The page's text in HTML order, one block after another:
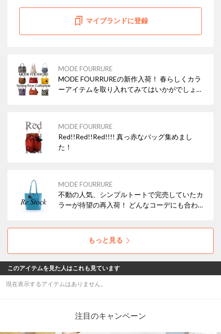
マイブランドに登録
MODE FOURRURE
MODE FOURRUREの新作入荷！ 春らしくカラ
ーアイテムを取り入れてみてはいかがでしょう
MODE FOURRURE
Red!!Red!!Red!!!! 真っ赤なバッグ集めまし
た！
MODE FOURRURE
不動の人気、シンプルトートで完売していたカ
ラーが待望の再入荷！ どんなコーデにも合わせ
（牛革）なので使えば使うほどお気に入りにな
ること間違いなし！
もっと見る
このアイテムを見た人はこれも見ています
現在表示するアイテムはありません。
注目のキャンペーン